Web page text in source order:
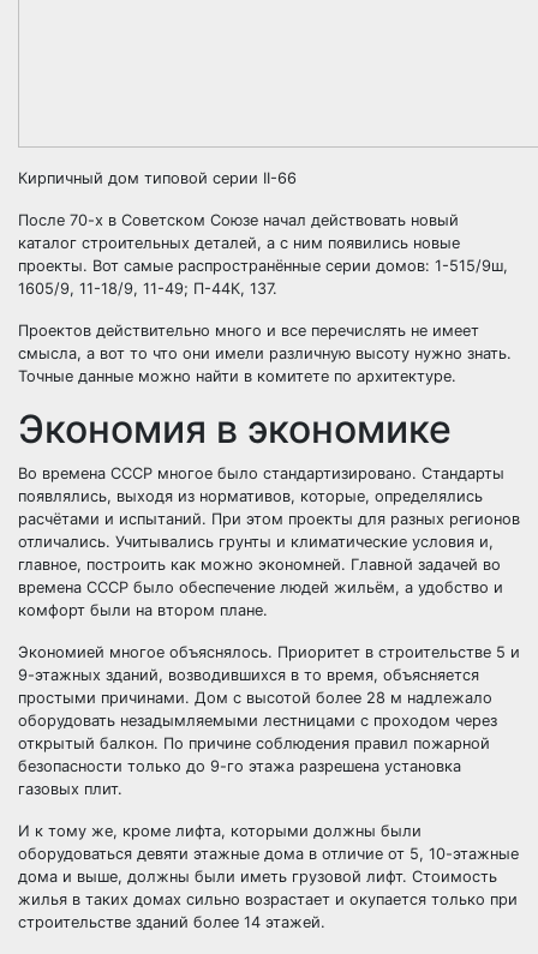
Кирпичный дом типовой серии II-66
После 70-х в Советском Союзе начал действовать новый
каталог строительных деталей, а с ним появились новые
проекты. Вот самые распространённые серии домов: 1-515/9ш,
1605/9, 11-18/9, 11-49; П-44К, 137.
Проектов действительно много и все перечислять не имеет
смысла, а вот то что они имели различную высоту нужно знать.
Точные данные можно найти в комитете по архитектуре.
Экономия в экономике
Во времена СССР многое было стандартизировано. Стандарты
появлялись, выходя из нормативов, которые, определялись
расчётами и испытаний. При этом проекты для разных регионов
отличались. Учитывались грунты и климатические условия и,
главное, построить как можно экономней. Главной задачей во
времена СССР было обеспечение людей жильём, а удобство и
комфорт были на втором плане.
Экономией многое объяснялось. Приоритет в строительстве 5 и
9-этажных зданий, возводившихся в то время, объясняется
простыми причинами. Дом с высотой более 28 м надлежало
оборудовать незадымляемыми лестницами с проходом через
открытый балкон. По причине соблюдения правил пожарной
безопасности только до 9-го этажа разрешена установка
газовых плит.
И к тому же, кроме лифта, которыми должны были
оборудоваться девяти этажные дома в отличие от 5, 10-этажные
дома и выше, должны были иметь грузовой лифт. Стоимость
жилья в таких домах сильно возрастает и окупается только при
строительстве зданий более 14 этажей.